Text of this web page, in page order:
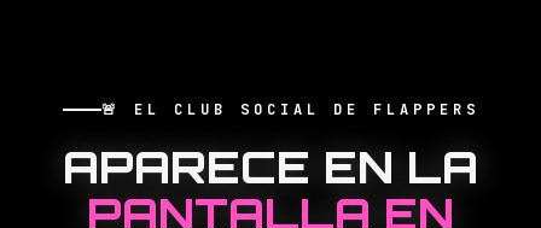
🚨 EL CLUB SOCIAL DE FLAPPERS
APARECE EN LA
PANTALLA EN